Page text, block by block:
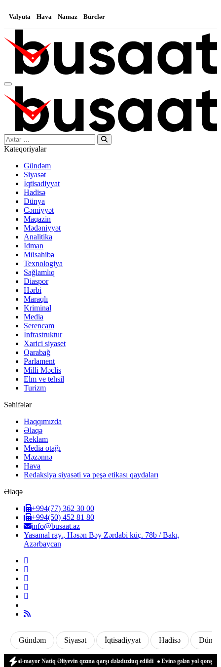
Valyuta Hava Namaz Bürclər
Search…
Kateqoriyalar
Gündəm
Siyasət
İqtisadiyyat
Hadisə
Dünya
Cəmiyyət
Maqazin
Mədəniyyət
Analitika
İdman
Müsahibə
Texnologiya
Sağlamlıq
Diaspor
Hərbi
Maraqlı
Kriminal
Media
Serencam
İnfrastruktur
Xarici siyaset
Qarabağ
Parlament
Milli Məclis
Elm ve tehsil
Turizm
Səhifələr
Haqqımızda
Əlaqə
Reklam
Media otağı
Məzənnə
Hava
Redaksiya siyasəti və peşə etikası qaydaları
Əlaqə
+994(77) 362 30 00
+994(50) 452 81 80
info@busaat.az
Yasamal ray., Həsən Bəy Zərdabi küç. 78b / Bakı,
Azərbaycan
Gündəm Siyasət İqtisadiyyat Hadisə Dünya
mayor Natiq Əliyevin qızına qarşı dələduzluq edildi Evinə gələn yol qonşusu